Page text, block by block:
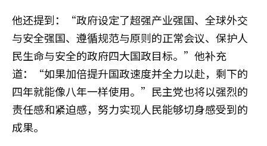
他还提到：“政府设定了超强产业强国、全球外交
与安全强国、遵循规范与原则的正常会议、保护人
民生命与安全的政府四大国政目标。”他补充
道：“如果加倍提升国政速度并全力以赴，剩下的
四年就能像八年一样使用。”民主党也将以强烈的
责任感和紧迫感，努力实现人民能够切身感受到的
成果。